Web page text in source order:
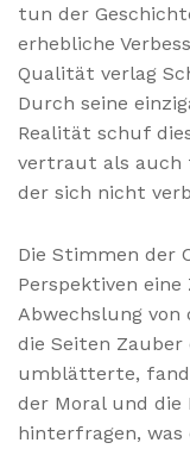
tun der
erhebliche
Qualität verlag
Durch seine
Realität schuf
vertraut als auch
der sich nicht
Die Stimmen der
Perspektiven eine
Abwechslung von
die Seiten Zauber
umblätterte,
der Moral und die
hinterfragen,